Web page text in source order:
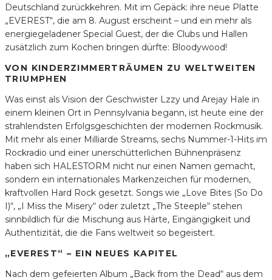
Deutschland zurückkehren. Mit im Gepäck: ihre neue Platte
„EVEREST“, die am 8. August erscheint – und ein mehr als
energiegeladener Special Guest, der die Clubs und Hallen
zusätzlich zum Kochen bringen dürfte: Bloodywood!
VON KINDERZIMMERTRÄUMEN ZU WELTWEITEN
TRIUMPHEN
Was einst als Vision der Geschwister Lzzy und Arejay Hale in
einem kleinen Ort in Pennsylvania begann, ist heute eine der
strahlendsten Erfolgsgeschichten der modernen Rockmusik.
Mit mehr als einer Milliarde Streams, sechs Nummer-1-Hits im
Rockradio und einer unerschütterlichen Bühnenpräsenz
haben sich HALESTORM nicht nur einen Namen gemacht,
sondern ein internationales Markenzeichen für modernen,
kraftvollen Hard Rock gesetzt. Songs wie „Love Bites (So Do
I)“, „I Miss the Misery“ oder zuletzt „The Steeple“ stehen
sinnbildlich für die Mischung aus Härte, Eingängigkeit und
Authentizität, die die Fans weltweit so begeistert.
„EVEREST“ – EIN NEUES KAPITEL
Nach dem gefeierten Album „Back from the Dead“ aus dem